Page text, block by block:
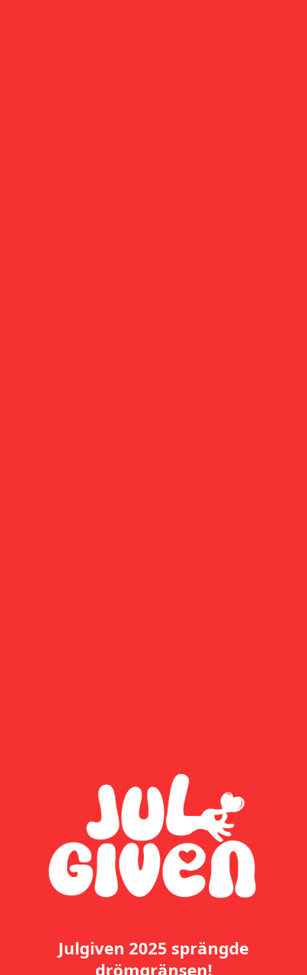
Julgiven 2025 sprängde
drömgränsen!